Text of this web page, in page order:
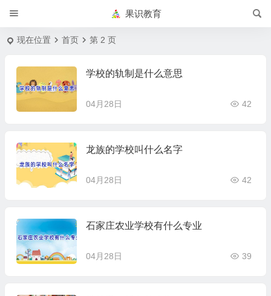
果识教育
现在位置 首页 第 2 页
学校的轨制是什么意思
04月28日 42
龙族的学校叫什么名字
04月28日 42
石家庄农业学校有什么专业
04月28日 39